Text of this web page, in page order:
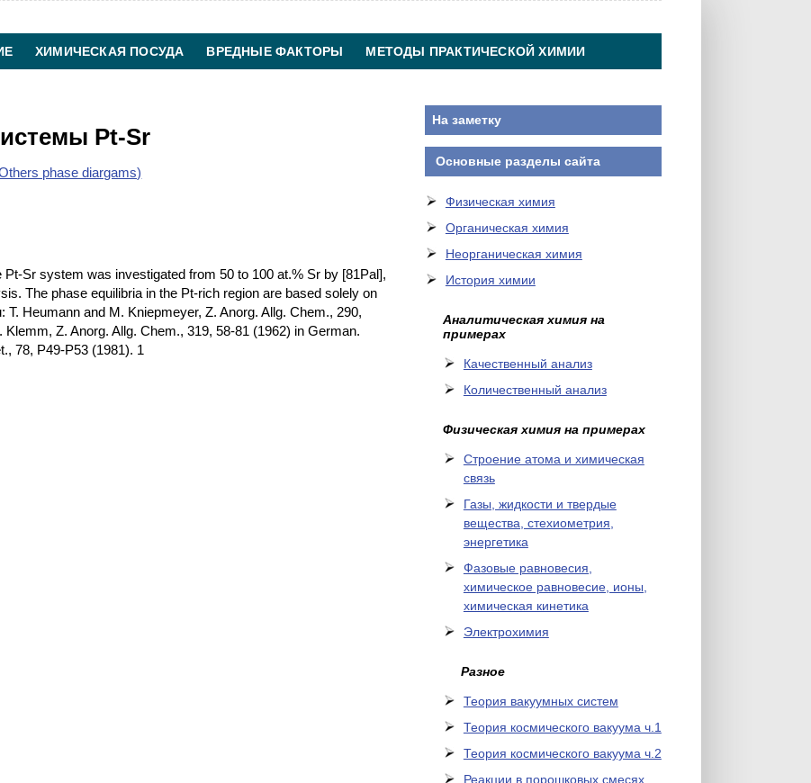
ХИМИЧЕСКАЯ ПОСУДА ВРЕДНЫЕ ФАКТОРЫ МЕТОДЫ ПРАКТИЧЕСКОЙ ХИМИИ
Pt-Sr
phase diargams)
Sr system was investigated from 50 to 100 at.% Sr by [81Pal],
The phase equilibria in the Pt-rich region are based solely on
Heumann and M. Kniepmeyer, Z. Anorg. Allg. Chem., 290,
Z. Anorg. Allg. Chem., 319, 58-81 (1962) in German.
78, P49-P53 (1981). 1
На заметку
Основные разделы сайта
Физическая химия
Органическая химия
Неорганическая химия
История химии
Аналитическая химия на
примерах
Качественный анализ
Количественный анализ
Физическая химия на примерах
Cтроение атома и химическая
связь
Газы, жидкости и твердые
вещества, стехиометрия,
энергетика
Фазовые равновесия,
химическое равновесие, ионы,
химическая кинетика
Электрохимия
Разное
Теория вакуумных систем
Теория космического вакуума ч.1
Теория космического вакуума ч.2
Реакции в порошковых смесях